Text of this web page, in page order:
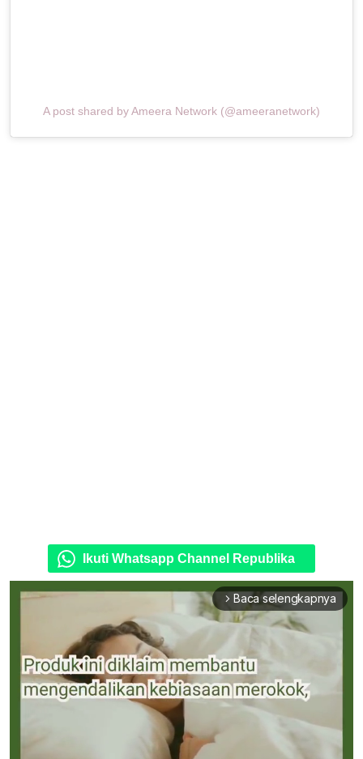
A post shared by Ameera Network (@ameeranetwork)
Ikuti Whatsapp Channel Republika
arrow_forward_ios Baca selengkapnya